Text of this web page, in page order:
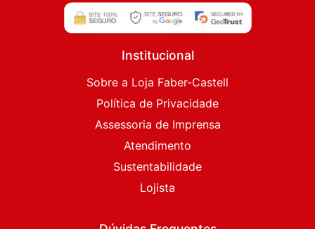
Institucional
Sobre a Loja Faber-Castell
Política de Privacidade
Assessoria de Imprensa
Atendimento
Sustentabilidade
Lojista